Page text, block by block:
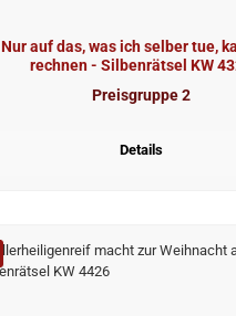
Nur auf das, was ich selber tue,
rechnen - Silbenrätsel KW
Preisgruppe 2
Details